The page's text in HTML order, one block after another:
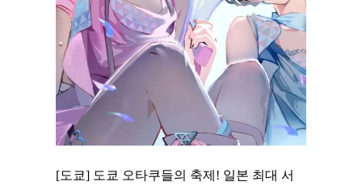
[도쿄] 도쿄 오타쿠들의 축제! 일본 최대 서